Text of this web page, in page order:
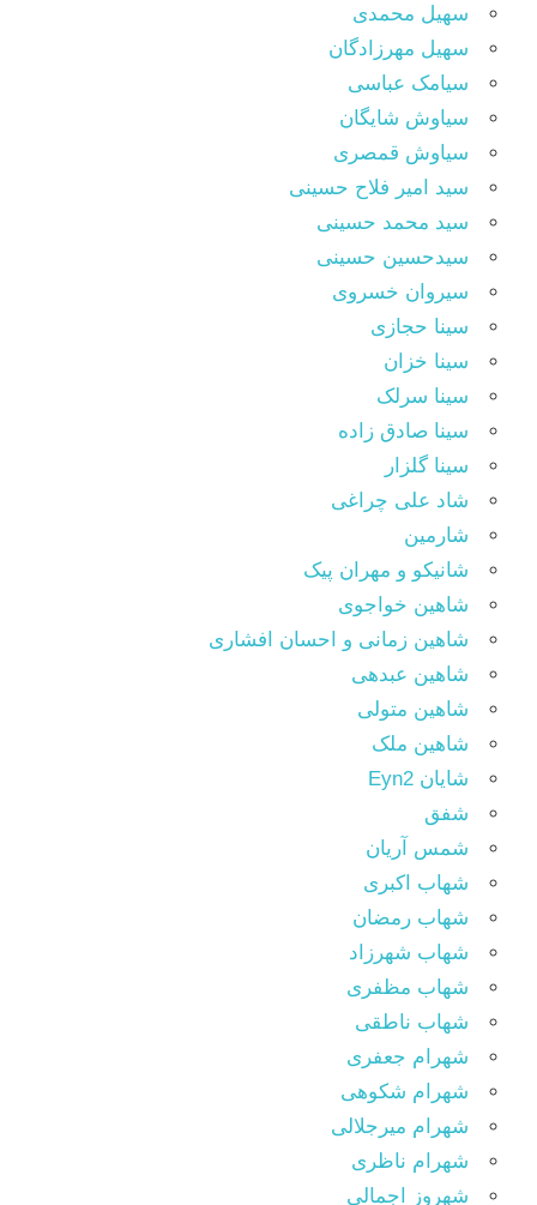
سهیل محمدی
سهیل مهرزادگان
سیامک عباسی
سیاوش شایگان
سیاوش قمصری
سید امیر فلاح حسینی
سید محمد حسینی
سیدحسین حسینی
سیروان خسروی
سینا حجازی
سینا خزان
سینا سرلک
سینا صادق زاده
سینا گلزار
شاد علی چراغی
شارمین
شانیکو و مهران پیک
شاهین خواجوی
شاهین زمانی و احسان افشاری
شاهین عبدهی
شاهین متولی
شاهین ملک
شایان Eyn2
شفق
شمس آریان
شهاب اکبری
شهاب رمضان
شهاب شهرزاد
شهاب مظفری
شهاب ناطقی
شهرام جعفری
شهرام شکوهی
شهرام میرجلالی
شهرام ناظری
شهروز اجمالی